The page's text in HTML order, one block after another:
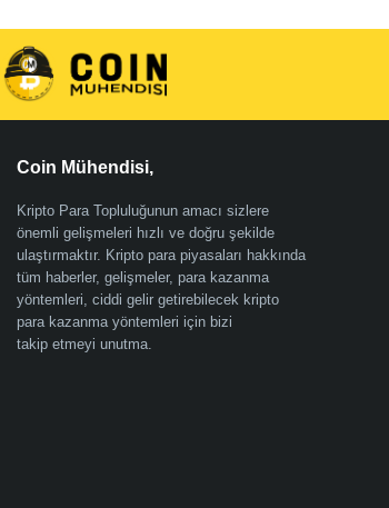
Coin Mühendisi,
Kripto Para Topluluğunun amacı sizlere
önemli gelişmeleri hızlı ve doğru şekilde
ulaştırmaktır. Kripto para piyasaları hakkında
tüm haberler, gelişmeler, para kazanma
yöntemleri, ciddi gelir getirebilecek kripto
para kazanma yöntemleri için bizi
takip etmeyi unutma.